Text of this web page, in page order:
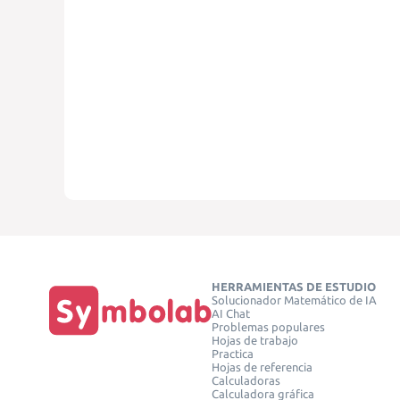
HERRAMIENTAS DE ESTUDIO
Solucionador Matemático de IA
AI Chat
Problemas populares
Hojas de trabajo
Practica
Hojas de referencia
Calculadoras
Calculadora gráfica